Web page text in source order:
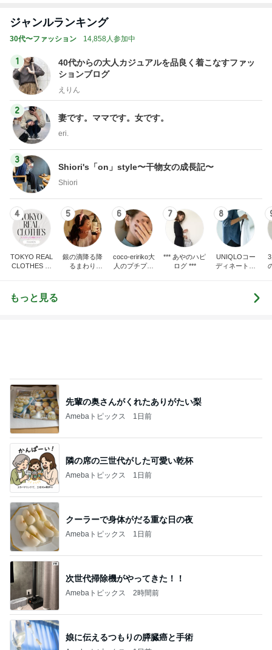
ジャンルランキング
30代〜ファッション 14,858人参加中
1
40代からの大人カジュアルを品良く着こなすファッ
ションブログ
えりん
2
妻です。ママです。女です。
eri.
3
Shiori's「on」style〜干物女の成長記〜
Shiori
4
TOKYO REAL
CLOTHES 大
5
銀の滴降る降
るまわり
6
coco-eririko大
人のプチプラ
7
*** あやのハピ
ログ ***
8
UNIQLOコー
ディネート日
もっと見る
隣の席の三世代がした可愛い乾杯
Amebaトピックス 1日前
クーラーで身体がだる重な日の夜
Amebaトピックス 1日前
次世代掃除機がやってきた！！
Amebaトピックス 2時間前
娘に伝えるつもりの膵臓癌と手術
Amebaトピックス 1日前